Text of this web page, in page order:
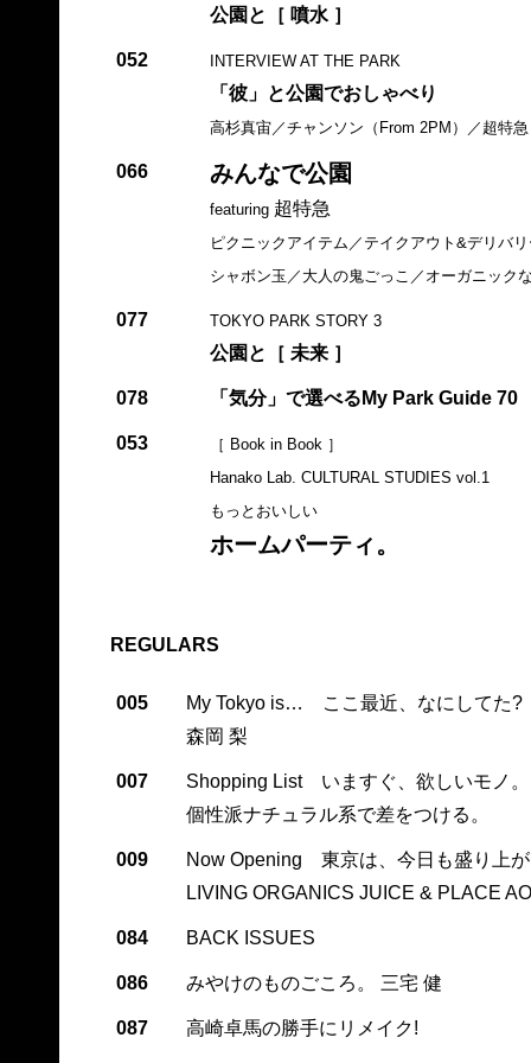
公園と［ 噴水 ］
052 INTERVIEW AT THE PARK
「彼」と公園でおしゃべり
高杉真宙／チャンソン（From 2PM）／超特急
066 みんなで公園
featuring超特急
ピクニックアイテム／テイクアウト&デリバリ
シャボン玉／大人の鬼ごっこ／オーガニック
077 TOKYO PARK STORY 3
公園と［ 未来 ］
078 「気分」で選べるMy Park Guide 70
053
［ Book in Book ］
Hanako Lab. CULTURAL STUDIES vol.1
もっとおいしい
ホームパーティ。
REGULARS
005
My Tokyo is… ここ最近、なにしてた?
森岡 梨
007
Shopping List いますぐ、欲しいモノ。
個性派ナチュラル系で差をつける。
009
Now Opening 東京は、今日も盛り上が
LIVING ORGANICS JUICE & PLACE
084 BACK ISSUES
086 みやけのものごころ。 三宅 健
087 高崎卓馬の勝手にリメイク!